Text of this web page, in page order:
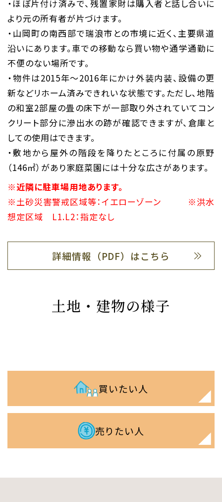
・ほぼ片付け済みで、残置家財は購入者と話し合いに
より元の所有者が片づけます。
・山岡町の南西部で瑞浪市との市境に近く、主要県道
沿いにあります。車での移動なら買い物や通学通勤に
不便のない場所です。
・物件は2015年～2016年にかけ外装内装、設備の更
新などリホーム済みできれいな状態です。ただし、地階
の和室2部屋の畳の床下が一部取り外されていてコン
クリート部分に滲出水の跡が確認できますが、倉庫と
しての使用はできます。
・敷地から屋外の階段を降りたところに付属の原野
（146㎡）があり家庭菜園には十分な広さがあります。
※近隣に駐車場用地あります。
※土砂災害警戒区域等：イエローゾーン ※洪水
想定区域 L1.L2：指定なし
詳細情報（PDF）はこちら
土地・建物の様子
買いたい人
売りたい人